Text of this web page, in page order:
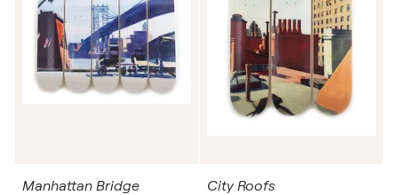
Manhattan Bridge City Roofs